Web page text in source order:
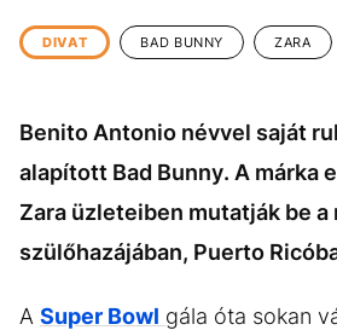
VIDEÓ
DIVAT BAD BUNNY ZARA
Benito Antonio névvel saját
alapított Bad Bunny. A márka
Zara üzleteiben mutatják be a
szülőhazájában, Puerto
A Super Bowl gála óta sokan